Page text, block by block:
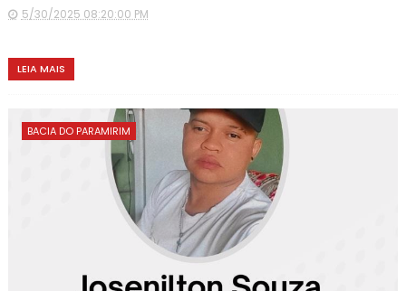
5/30/2025 08:20:00 PM
LEIA MAIS
BACIA DO PARAMIRIM